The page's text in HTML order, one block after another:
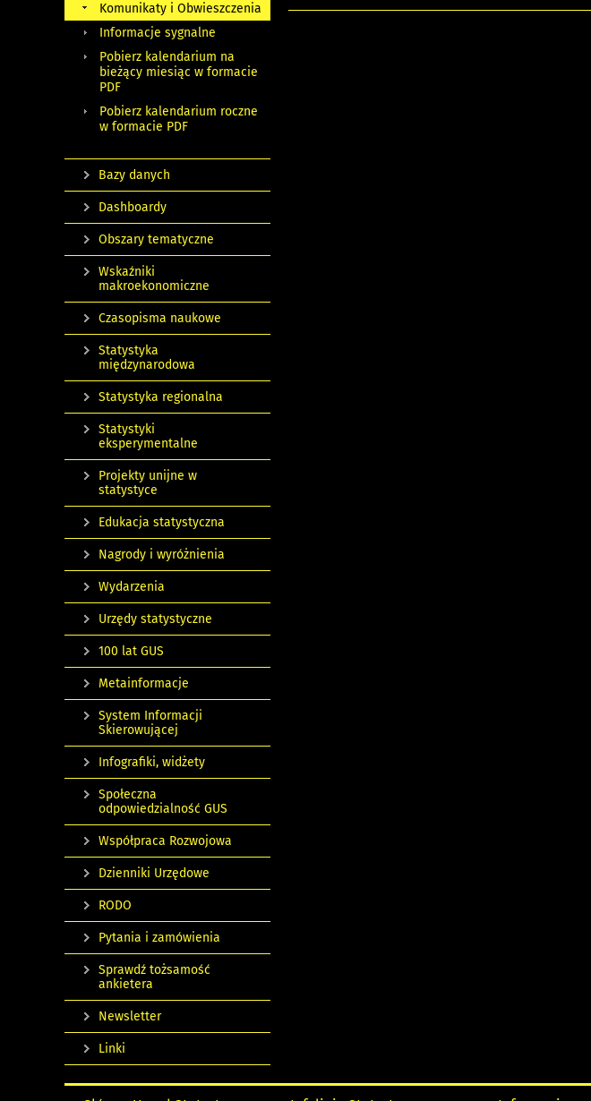
Komunikaty i Obwieszczenia
Informacje sygnalne
Pobierz kalendarium na
bieżący miesiąc w formacie
PDF
Pobierz kalendarium roczne
w formacie PDF
Bazy danych
Dashboardy
Obszary tematyczne
Wskaźniki
makroekonomiczne
Czasopisma naukowe
Statystyka
międzynarodowa
Statystyka regionalna
Statystyki
eksperymentalne
Projekty unijne w
statystyce
Edukacja statystyczna
Nagrody i wyróżnienia
Wydarzenia
Urzędy statystyczne
100 lat GUS
Metainformacje
System Informacji
Skierowującej
Infografiki, widżety
Społeczna
odpowiedzialność GUS
Współpraca Rozwojowa
Dzienniki Urzędowe
RODO
Pytania i zamówienia
Sprawdź tożsamość
ankietera
Newsletter
Linki